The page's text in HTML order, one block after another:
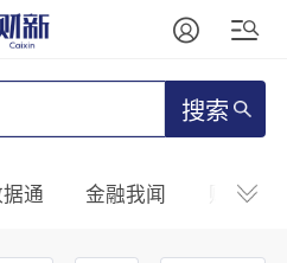
搜索
通 金融我闻 财新